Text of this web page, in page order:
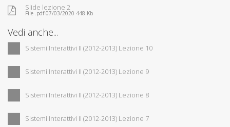
Slide lezione 2
File .pdf 07/03/2020 448 Kb
Vedi anche...
Sistemi Interattivi II (2012-2013) Lezione 10
Sistemi Interattivi II (2012-2013) Lezione 9
Sistemi Interattivi II (2012-2013) Lezione 8
Sistemi Interattivi II (2012-2013) Lezione 7